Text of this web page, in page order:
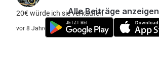
20€ würde ich sie verkaufen
vor 8 Jahre
Alle Beiträge anzeigen